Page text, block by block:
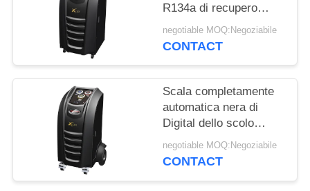
R134a di recupero
della macchina della
mini ricarica manuale
negotiable MOQ:Negoziabile
CONTACT
Scala completamente
automatica nera di
Digital dello scolo
dell'olio dello schermo
a colori della macchina
negotiable MOQ:Negoziabile
CONTACT